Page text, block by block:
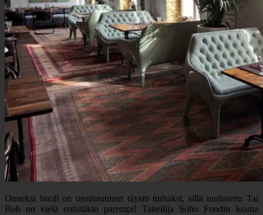
Onneksi huoli on osoittautunut täysin turhaksi, sillä uudistettu Tai
Boh on vielä entistäkin parempi! Taiteilija Soho Fondin luoma